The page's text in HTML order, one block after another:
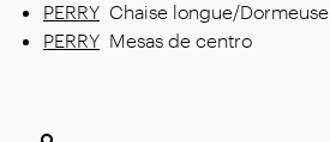
PERRY Chaise longue/Dormeuse
PERRY Mesas de centro